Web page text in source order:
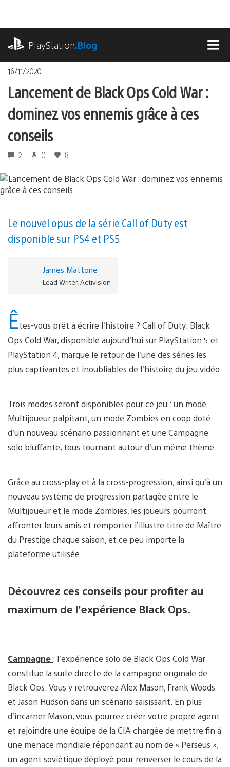
contenu
PlayStation.Blog
16/11/2020
Lancement de Black Ops Cold War :
dominez vos ennemis grâce à ces
conseils
2 0 8
Le nouvel opus de la série Call of Duty est
disponible sur PS4 et PS5
James Mattone
Lead Writer, Activision
Êtes-vous prêt à écrire l’histoire ? Call of Duty: Black
Ops Cold War, disponible aujourd’hui sur PlayStation 5 et
PlayStation 4, marque le retour de l’une des séries les
plus captivantes et inoubliables de l’histoire du jeu vidéo.
Trois modes seront disponibles pour ce jeu : un mode
Multijoueur palpitant, un mode Zombies en coop doté
d’un nouveau scénario passionnant et une Campagne
solo bluffante, tous tournant autour d’un même thème.
Grâce au cross-play et à la cross-progression, ainsi qu’à un
nouveau système de progression partagée entre le
Multijoueur et le mode Zombies, les joueurs pourront
affronter leurs amis et remporter l’illustre titre de Maître
du Prestige chaque saison, et ce peu importe la
plateforme utilisée.
Découvrez ces conseils pour profiter au
maximum de l’expérience Black Ops.
Campagne : l’expérience solo de Black Ops Cold War
constitue la suite directe de la campagne originale de
Black Ops. Vous y retrouverez Alex Mason, Frank Woods
et Jason Hudson dans un scénario saisissant. En plus
d’incarner Mason, vous pourrez créer votre propre agent
et rejoindre une équipe de la CIA chargée de mettre fin à
une menace mondiale répondant au nom de « Perseus »,
un agent soviétique déployé pour renverser le cours de la